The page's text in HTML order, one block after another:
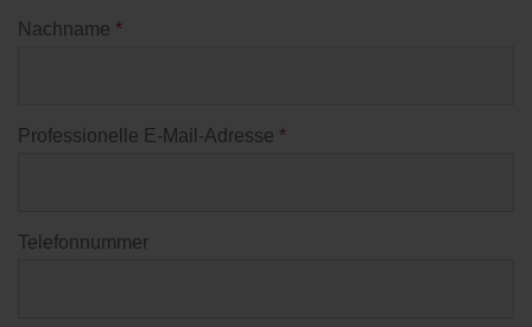
Nachname *
Professionelle E-Mail-Adresse *
Telefonnummer